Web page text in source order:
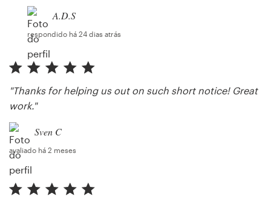
A.D.S
respondido há 24 dias atrás
"Thanks for helping us out on such short notice! Great
work."
Sven C
avaliado há 2 meses